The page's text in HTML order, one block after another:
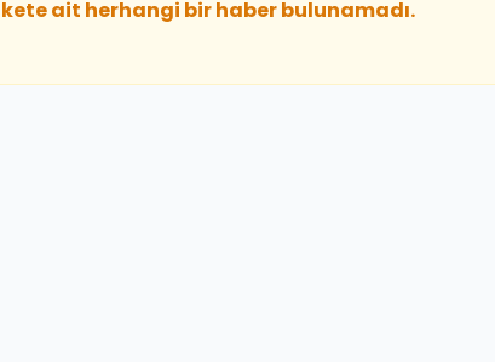
ait herhangi bir haber bulunamadı.